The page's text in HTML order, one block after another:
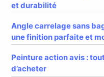
et durabilité
Angle carrelage sans
une finition parfaite et
Peinture action avis :
d’acheter